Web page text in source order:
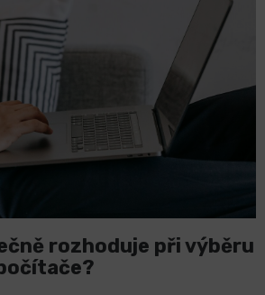
rozhoduje při výběru